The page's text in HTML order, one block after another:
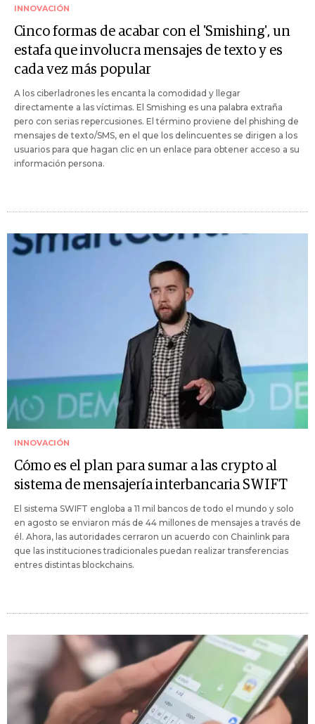
INNOVACIÓN
Cinco formas de acabar con el 'Smishing', un
estafa que involucra mensajes de texto y es
cada vez más popular
A los ciberladrones les encanta la comodidad y llegar
directamente a las víctimas. El Smishing es una palabra extraña
pero con serias repercusiones. El término proviene del phishing de
mensajes de texto/SMS, en el que los delincuentes se dirigen a los
usuarios para que hagan clic en un enlace para obtener acceso a su
información persona.
INNOVACIÓN
Cómo es el plan para sumar a las crypto al
sistema de mensajería interbancaria SWIFT
El sistema SWIFT engloba a 11 mil bancos de todo el mundo y solo
en agosto se enviaron más de 44 millones de mensajes a través de
él. Ahora, las autoridades cerraron un acuerdo con Chainlink para
que las instituciones tradicionales puedan realizar transferencias
entres distintas blockchains.